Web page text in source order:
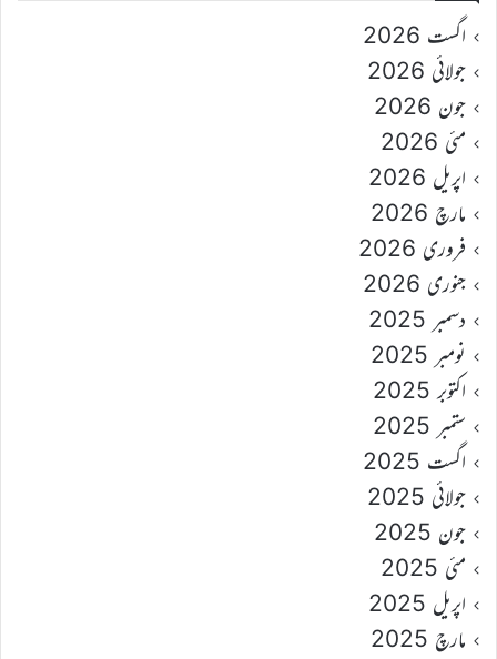
اگست 2026
جولائی 2026
جون 2026
مئی 2026
اپریل 2026
مارچ 2026
فروری 2026
جنوری 2026
دسمبر 2025
نومبر 2025
اکتوبر 2025
ستمبر 2025
اگست 2025
جولائی 2025
جون 2025
مئی 2025
اپریل 2025
مارچ 2025